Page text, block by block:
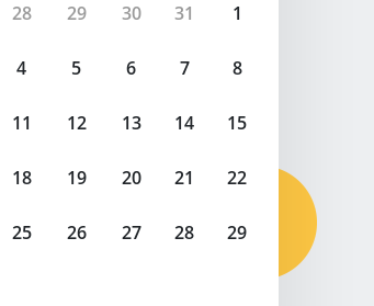
28 29 30 31 1
4 5 6 7 8
11 12 13 14 15
18 19 20 21 22
25 26 27 28 29